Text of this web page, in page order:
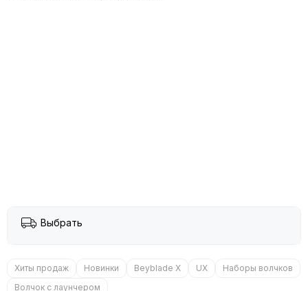
Выбрать
Хиты продаж Новинки Beyblade X UX
Наборы волчков
Волчок с лаунчером